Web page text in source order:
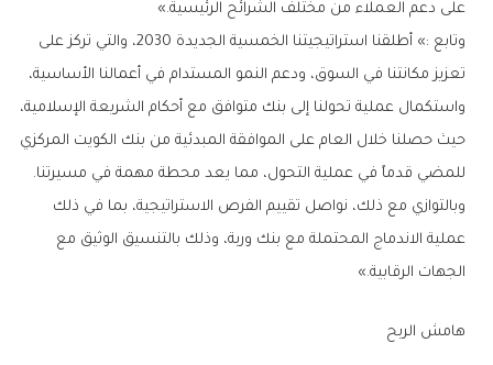
على دعم العملاء من مختلف الشرائح الرئيسية.»
وتابع :» أطلقنا استراتيجيتنا الخمسية الجديدة 2030، والتي تركز على
تعزيز مكانتنا في السوق، ودعم النمو المستدام في أعمالنا الأساسية،
واستكمال عملية تحولنا إلى بنك متوافق مع أحكام الشريعة الإسلامية،
حيث حصلنا خلال العام على الموافقة المبدئية من بنك الكويت المركزي
للمضي قدماً في عملية التحول، مما يعد محطة مهمة في مسيرتنا.
وبالتوازي مع ذلك، نواصل تقييم الفرص الاستراتيجية، بما في ذلك
عملية الاندماج المحتملة مع بنك وربة، وذلك بالتنسيق الوثيق مع
الجهات الرقابية.»
هامش الربح